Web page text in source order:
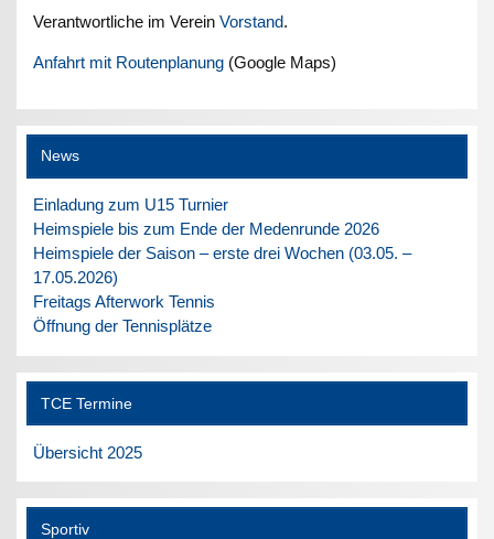
Verantwortliche im VereinVorstand.
Anfahrt mit Routenplanung (Google Maps)
News
Einladung zum U15 Turnier
Heimspiele bis zum Ende der Medenrunde 2026
Heimspiele der Saison – erste drei Wochen (03.05. –
17.05.2026)
Freitags Afterwork Tennis
Öffnung der Tennisplätze
TCE Termine
Übersicht 2025
Sportiv